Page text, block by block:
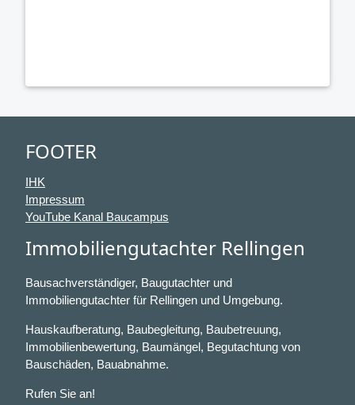
FOOTER
IHK
Impressum
YouTube Kanal Baucampus
Immobiliengutachter Rellingen
Bausachverständiger, Baugutachter und
Immobiliengutachter für Rellingen und Umgebung.
Hauskaufberatung, Baubegleitung, Baubetreuung,
Immobilienbewertung, Baumängel, Begutachtung von
Bauschäden, Bauabnahme.
Rufen Sie an!